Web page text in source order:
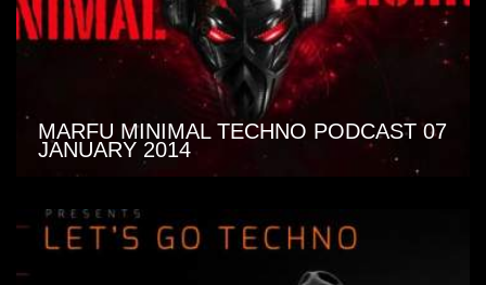
MARFU MINIMAL TECHNO PODCAST 07
JANUARY 2014